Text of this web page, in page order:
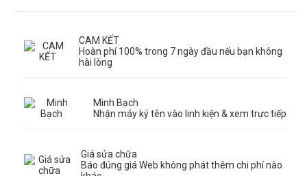
CAM KẾT
Hoàn phí 100% trong 7 ngày đầu nếu bạn không
hài lòng
Minh Bạch
Nhận máy ký tên vào linh kiện & xem trực tiếp
Giá sửa chữa
Báo đúng giá Web không phát thêm chi phí nào